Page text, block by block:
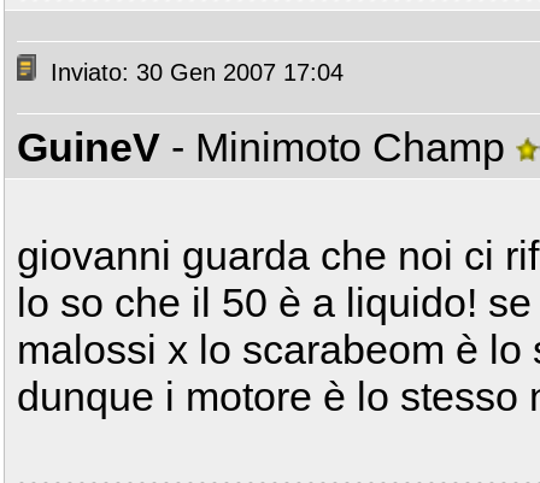
Inviato: 30 Gen 2007 17:04
GuineV - Minimoto Champ
giovanni guarda che noi ci
lo so che il 50 è a liquido!
malossi x lo scarabeom è
dunque i motore è lo stesso